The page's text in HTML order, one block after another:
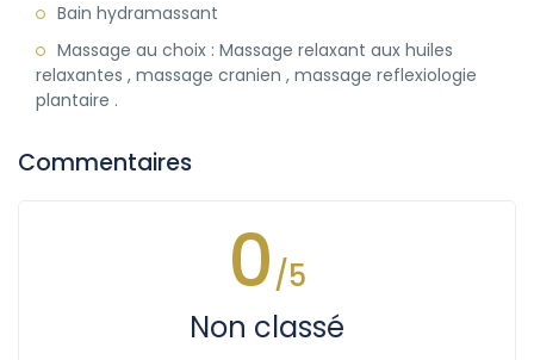
Bain hydramassant
Massage au choix : Massage relaxant aux huiles
relaxantes , massage cranien , massage reflexiologie
plantaire .
Commentaires
0/5
Non classé